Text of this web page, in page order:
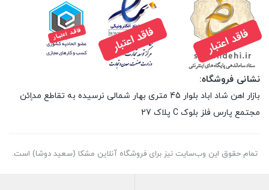
نشانی فروشگاه:
بازار اهن شاد اباد بلوار 45 متری بهار شمالی نرسیده به تقاطع مداِِئن
مجتمع پارس فلز بلوک C پلاک 27
تمام حقوق اين وب‌سايت نیز برای فروشگاه آنلاین مشکا (سعید دوشا) است.